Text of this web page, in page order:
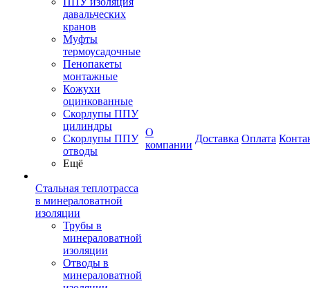
давальческих
кранов
Муфты
термоусадочные
Пенопакеты
монтажные
Кожухи
оцинкованные
Скорлупы ППУ
цилиндры
Скорлупы ППУ
отводы
Ещё
Стальная теплотрасса
в минераловатной
изоляции
Трубы в
минераловатной
изоляции
Отводы в
минераловатной
О
компании
Доставка Оплата